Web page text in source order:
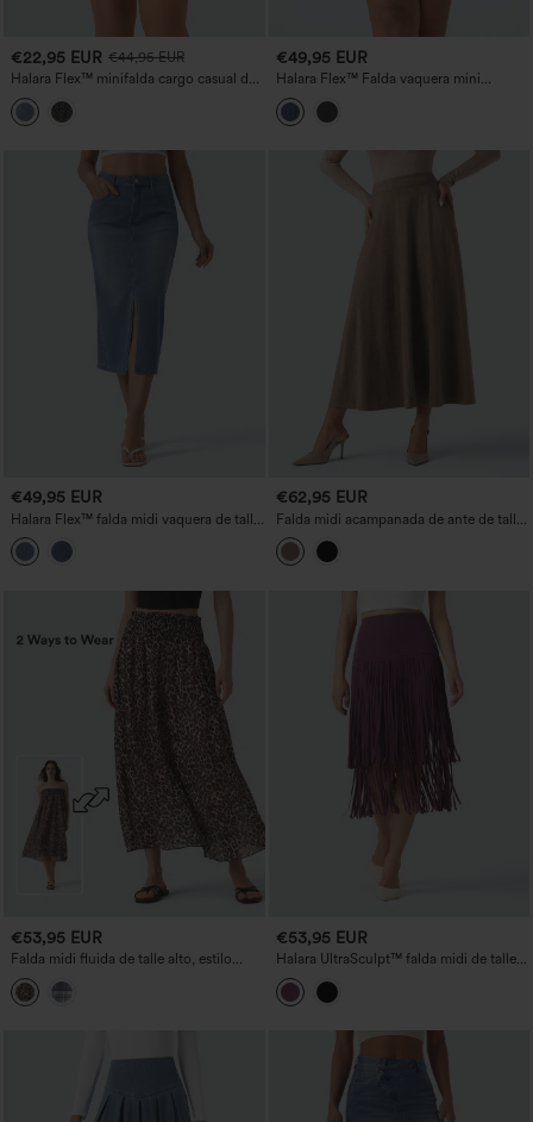
€22,95 EUR €44,95 EUR
Halara Flex™ minifalda cargo casual de
denim con cintura media y bolsillos con
cremallera
€49,95 EUR
Halara Flex™ Falda vaquera mini
bodycon de talle alto con bolsillos,
lavada, estilo casual
€49,95 EUR
Halara Flex™ falda midi vaquera de talle
alto, recta, con abertura y bolsillos
€62,95 EUR
Falda midi acampanada de ante de talle
alto con bolsillos
€53,95 EUR
Falda midi fluida de talle alto, estilo
casual, con bolsillos
€53,95 EUR
Halara UltraSculpt™ falda midi de talle
alto, fresca y de secado rápido, con
dobladillo de flecos.